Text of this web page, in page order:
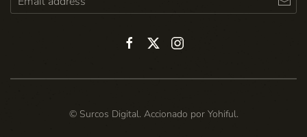
© Surcos Digital. Accionado por Yohiful.